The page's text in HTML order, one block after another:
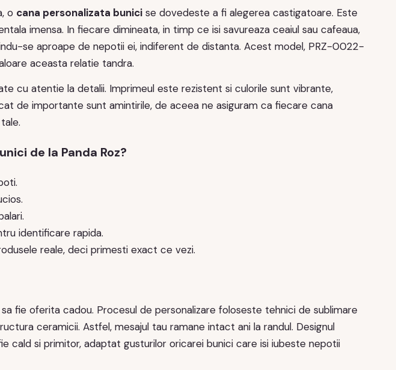
o cana personalizata bunici se dovedeste a fi alegerea castigatoare. Este
imensa. In fiecare dimineata, in timp ce isi savureaza ceaiul sau cafeaua,
se aproape de nepotii ei, indiferent de distanta. Acest model, PRZ-0022-
aceasta relatie tandra.
cu atentie la detalii. Imprimeul este rezistent si culorile sunt vibrante,
de importante sunt amintirile, de aceea ne asiguram ca fiecare cana
de la Panda Roz?
identificare rapida.
reale, deci primesti exact ce vezi.
fie oferita cadou. Procesul de personalizare foloseste tehnici de sublimare
ceramicii. Astfel, mesajul tau ramane intact ani la randul. Designul
cald si primitor, adaptat gusturilor oricarei bunici care isi iubeste nepotii